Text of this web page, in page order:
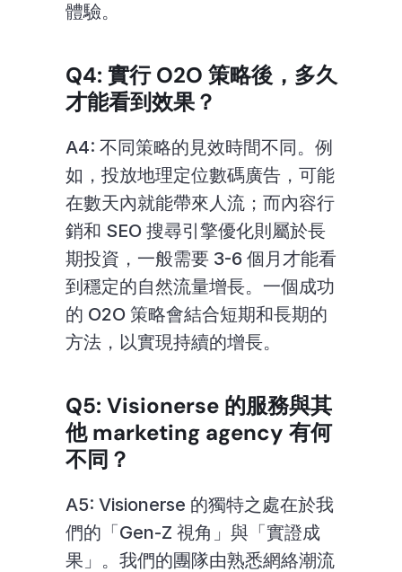
體驗。
Q4: 實行 O2O 策略後，多久
才能看到效果？
A4: 不同策略的見效時間不同。例
如，投放地理定位數碼廣告，可能
在數天內就能帶來人流；而內容行
銷和 SEO 搜尋引擎優化則屬於長
期投資，一般需要 3-6 個月才能看
到穩定的自然流量增長。一個成功
的 O2O 策略會結合短期和長期的
方法，以實現持續的增長。
Q5: Visionerse 的服務與其
他 marketing agency 有何
不同？
A5: Visionerse 的獨特之處在於我
們的「Gen-Z 視角」與「實證成
果」。我們的團隊由熟悉網絡潮流